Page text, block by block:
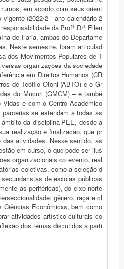
em acordo com seus orient
(2022/2 - ano calendário 2
da Profª Drª Ellen
de Faria, ambas do Departame
Neste semestre, foram articulad
dos Movimentos Populares de T
organizações da sociedade
em Direitos Humanos (CR
de Teófilo Otoni (ABTO) e o Gr
do Mucuri (GMOM) – e també
e com o Centro Acadêmico
se estendem a todas as
da disciplina PEE, desde a
realização e finalização, que pr
atividades. Nesse sentido, as
em curso, o que pode ser ilus
organizacionais do evento, real
coletivas, como a seleção d
de escolas públicas
as periféricas), do eixo norte
gênero, raça e cl
Ciências Econômicas, bem como
atividades artístico-culturais co
dos temas discutidos a parti